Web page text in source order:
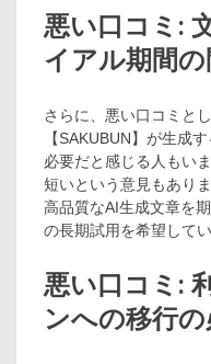
悪い口コミ:
イアル期間の
さらに、悪い口コミと
【SAKUBUN】が生成
必要だと感じる人もい
短いという意見もあり
高品質なAI生成文章を
の長期試用を希望して
悪い口コミ:
ンへの移行